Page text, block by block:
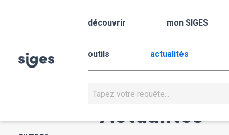
découvrir mon SIGES
outils actualités
Actualités